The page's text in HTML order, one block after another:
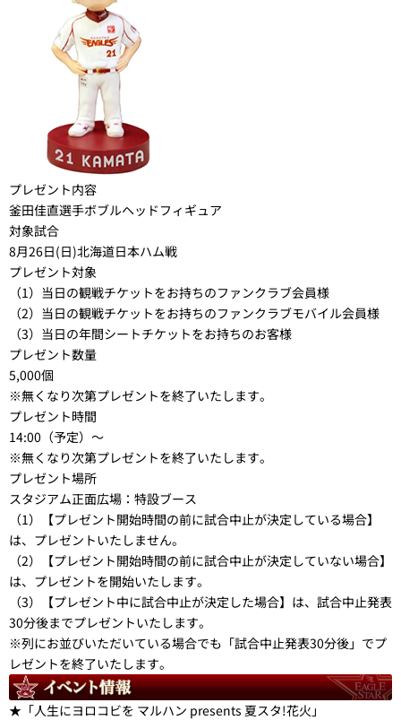
プレゼント内容
釜田佳直選手ボブルヘッドフィギュア
対象試合
8月26日(日)北海道日本ハム戦
プレゼント対象
（1）当日の観戦チケットをお持ちのファンクラブ会員様
（2）当日の観戦チケットをお持ちのファンクラブモバイル会員様
（3）当日の年間シートチケットをお持ちのお客様
プレゼント数量
5,000個
※無くなり次第プレゼントを終了いたします。
プレゼント時間
14:00（予定）～
※無くなり次第プレゼントを終了いたします。
プレゼント場所
スタジアム正面広場：特設ブース
（1）【プレゼント開始時間の前に試合中止が決定している場合】
は、プレゼントいたしません。
（2）【プレゼント開始時間の前に試合中止が決定していない場合】
は、プレゼントを開始いたします。
（3）【プレゼント中に試合中止が決定した場合】は、試合中止発表
30分後までプレゼントいたします。
※列にお並びいただいている場合でも「試合中止発表30分後」でプ
レゼントを終了いたします。
★「人生にヨロコビを マルハン presents 夏スタ!花火」